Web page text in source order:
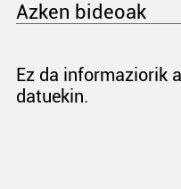
Azken bideoak
Ez da informaziorik
datuekin.